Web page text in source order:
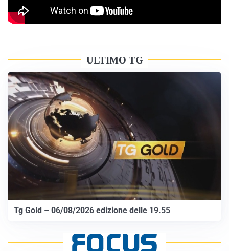
ULTIMO TG
Tg Gold – 06/08/2026 edizione delle 19.55